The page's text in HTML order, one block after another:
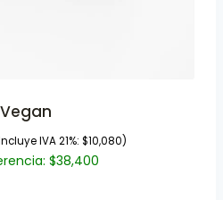
IVA 21%: $10,080)
$38,400